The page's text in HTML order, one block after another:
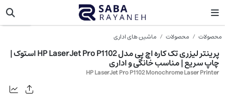
محصولات محصولات ماشین های اداری
پرینتر لیزری تک کاره اچ پی مدل HP LaserJet Pro P1102 استوک |
چاپ سریع | مناسب خانگی و اداری
HP LaserJet Pro P1102 Monochrome Laser Printer